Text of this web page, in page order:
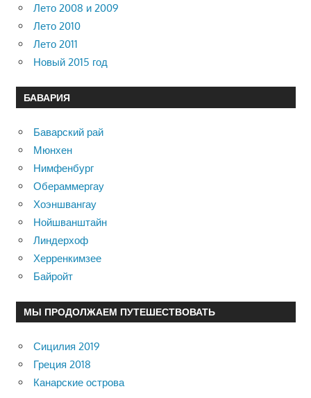
Лето 2008 и 2009
Лето 2010
Лето 2011
Новый 2015 год
БАВАРИЯ
Баварский рай
Мюнхен
Нимфенбург
Обераммергау
Хоэншвангау
Нойшванштайн
Линдерхоф
Херренкимзее
Байройт
МЫ ПРОДОЛЖАЕМ ПУТЕШЕСТВОВАТЬ
Сицилия 2019
Греция 2018
Канарские острова